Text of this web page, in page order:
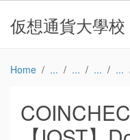
仮想通貨大學校
Home